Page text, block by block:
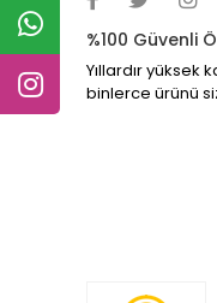
%100 Güvenli
Yıllardır yüksek
binlerce ürünü